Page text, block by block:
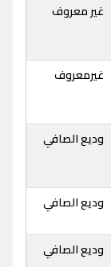
غير معروف
غيرمعروف
وديع الصافي
وديع الصافي
وديع الصافي